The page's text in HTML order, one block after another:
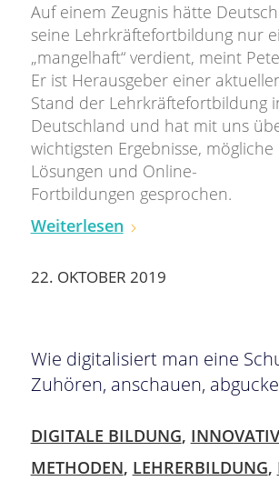
Auf einem Zeugnis hätte
seine Lehrkräftefortbildung nur
„mangelhaft“ verdient, meint
Er ist Herausgeber einer
Stand der Lehrkräftefortbildung
Deutschland und hat mit uns
wichtigsten Ergebnisse, mögliche
Lösungen und Online-
Fortbildungen gesprochen.
Weiterlesen
22. OKTOBER 2019
Wie digitalisiert man eine
Zuhören, anschauen,
DIGITALE BILDUNG,
METHODEN, LEHRERBILDUNG,